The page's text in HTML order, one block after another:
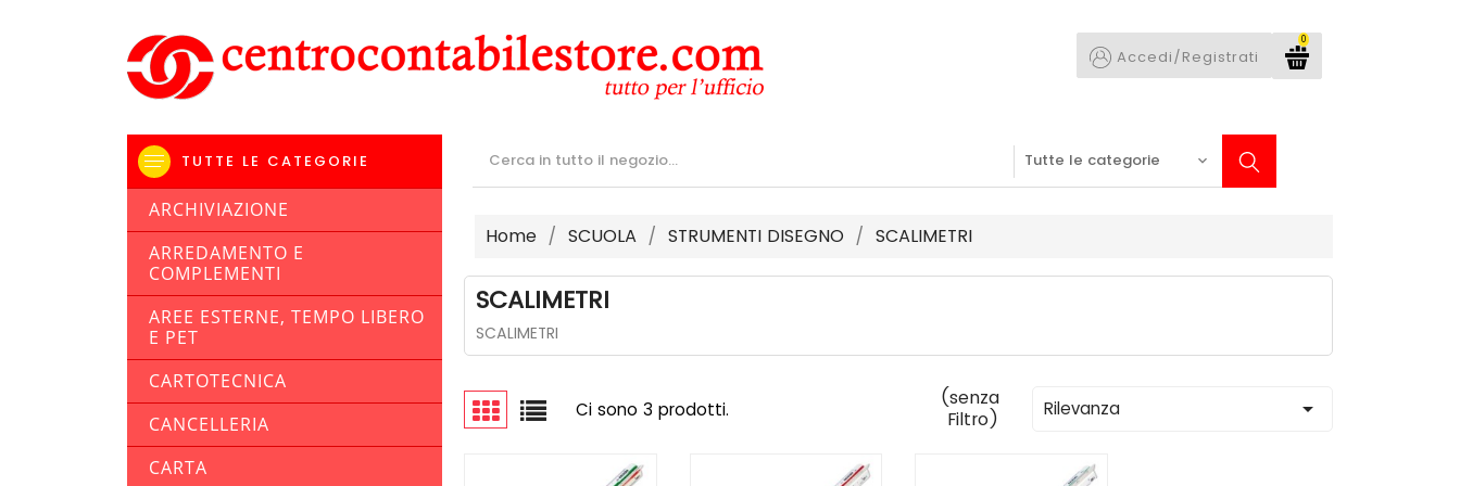
0
Accedi/Registrati
Home SCUOLA STRUMENTI DISEGNO SCALIMETRI
TUTTE LE CATEGORIE
ARCHIVIAZIONE
ARREDAMENTO E
COMPLEMENTI
AREE ESTERNE, TEMPO LIBERO
E PET
CARTOTECNICA
CANCELLERIA
CARTA
SCALIMETRI
SCALIMETRI
Ci sono 3 prodotti.
(senza
Filtro)
Rilevanza 